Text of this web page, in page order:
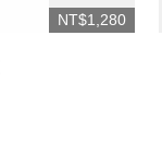
NT$1,280